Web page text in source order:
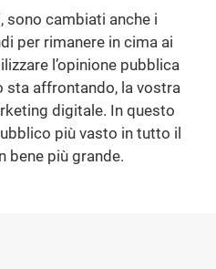
sono cambiati anche i
per rimanere in cima ai
l’opinione pubblica
sta affrontando, la vostra
digitale. In questo
più vasto in tutto il
bene più grande.